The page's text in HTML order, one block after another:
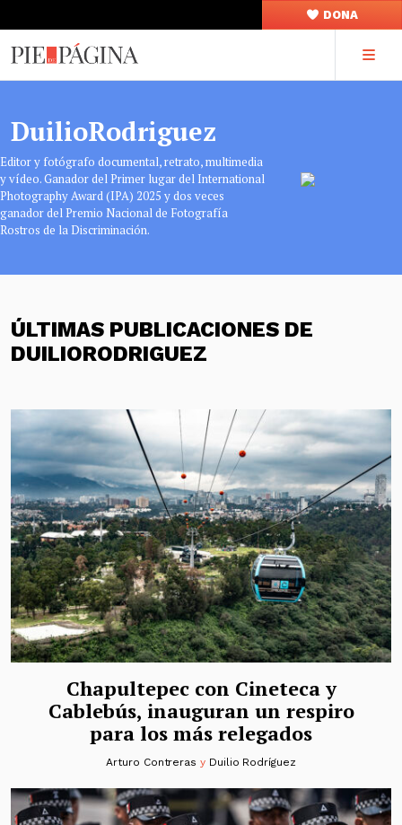
DONA
DuilioRodriguez
Editor y fotógrafo documental, retrato, multimedia
y vídeo. Ganador del Primer lugar del International
Photography Award (IPA) 2025 y dos veces
ganador del Premio Nacional de Fotografía
Rostros de la Discriminación.
ÚLTIMAS PUBLICACIONES DE
DUILIORODRIGUEZ
Chapultepec con Cineteca y
Cablebús, inauguran un respiro
para los más relegados
Arturo Contreras y Duilio Rodríguez